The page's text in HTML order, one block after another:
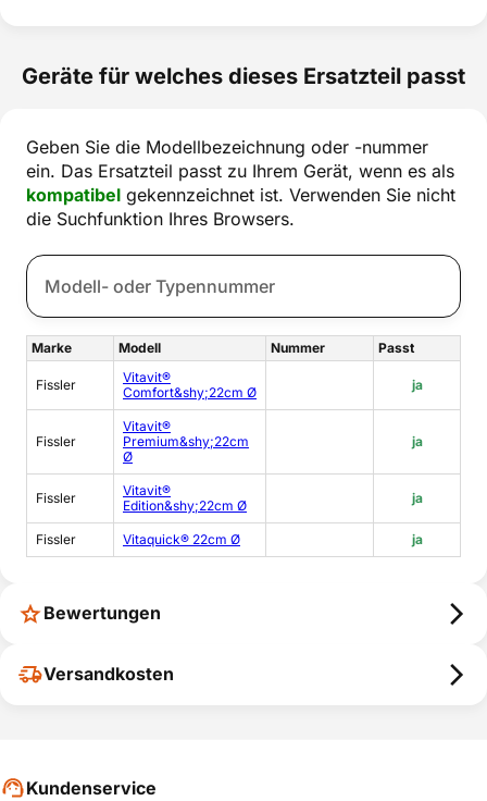
Geräte für welches dieses Ersatzteil passt
Geben Sie die Modellbezeichnung oder -nummer
ein. Das Ersatzteil passt zu Ihrem Gerät, wenn es als
kompatibel gekennzeichnet ist. Verwenden Sie nicht
die Suchfunktion Ihres Browsers.
Marke Modell Nummer Passt
Fissler
Vitavit®
Comfort&shy;22cm Ø
ja
Fissler
Vitavit®
Premium&shy;22cm
Ø
ja
Fissler
Vitavit®
Edition&shy;22cm Ø
ja
Fissler Vitaquick® 22cm Ø ja
Bewertungen
Versandkosten
Kundenservice